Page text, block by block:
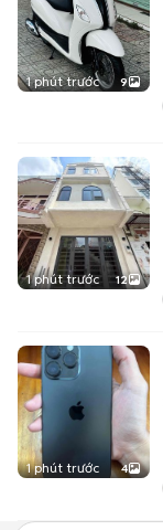
1 phút trước 9
1 phút trước 12
1 phút trước 4